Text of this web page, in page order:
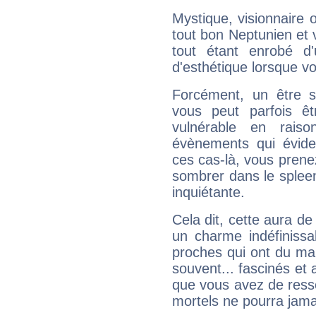
Mystique, visionnaire
tout bon Neptunien et
tout étant enrobé
d'esthétique lorsque
Forcément, un être
vous peut parfois
vulnérable en
évènements qui
ces cas-là, vous
sombrer dans le
inquiétante.
Cela dit, cette aura
un charme
proches qui ont du
souvent... fascinés et
que vous avez de
mortels ne pourra